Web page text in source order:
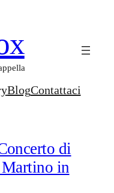
BlogContattaci
di
Martino in